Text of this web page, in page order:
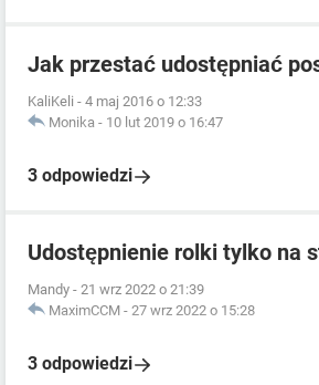
Jak przestać udostępniać
KaliKeli - 4 maj 2016 o 12:33
Monika - 10 lut 2019 o 16:47
3 odpowiedzi
Udostępnienie rolki tylko na
Mandy - 21 wrz 2022 o 21:39
MaximCCM - 27 wrz 2022 o 15:28
3 odpowiedzi